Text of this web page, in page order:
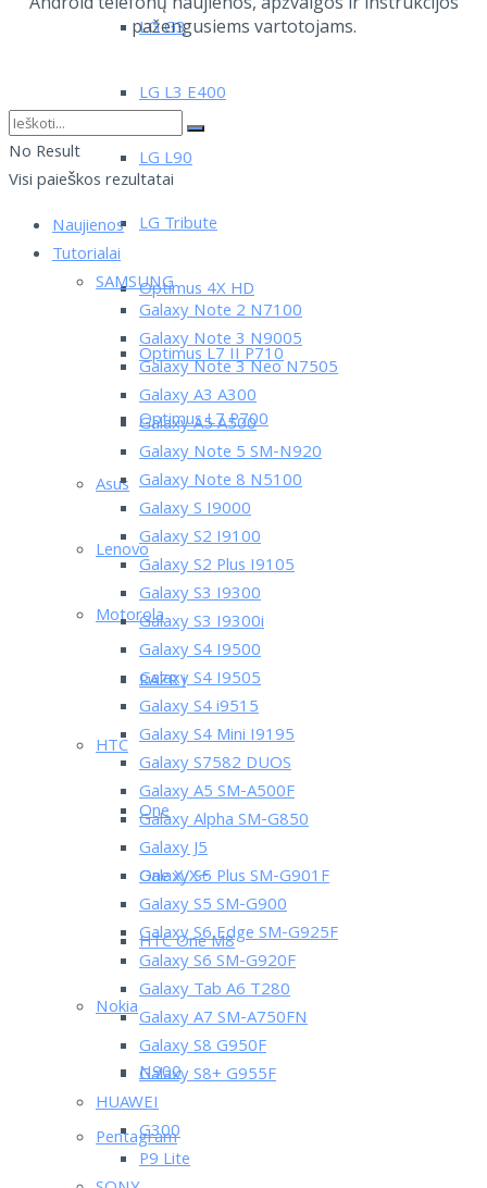
LG G3
LG L3 E400
LG L90
LG Tribute
Optimus 4X HD
Optimus L7 II P710
Optimus L7 P700
Asus
Lenovo
Motorola
RAZR i
HTC
One
One X/X+
HTC One M8
Nokia
N900
Pentagram
pažengusiems vartotojams.
No Result
Visi paieškos rezultatai
Naujienos
Tutorialai
SAMSUNG
Galaxy Note 2 N7100
Galaxy Note 3 N9005
Galaxy Note 3 Neo N7505
Galaxy A3 A300
Galaxy A5 A500
Galaxy Note 5 SM-N920
Galaxy Note 8 N5100
Galaxy S I9000
Galaxy S2 I9100
Galaxy S2 Plus I9105
Galaxy S3 I9300
Galaxy S3 I9300i
Galaxy S4 I9500
Galaxy S4 I9505
Galaxy S4 i9515
Galaxy S4 Mini I9195
Galaxy S7582 DUOS
Galaxy A5 SM-A500F
Galaxy Alpha SM-G850
Galaxy J5
Galaxy S5 Plus SM-G901F
Galaxy S5 SM-G900
Galaxy S6 Edge SM-G925F
Galaxy S6 SM-G920F
Galaxy Tab A6 T280
Galaxy A7 SM-A750FN
Galaxy S8 G950F
Galaxy S8+ G955F
HUAWEI
G300
P9 Lite